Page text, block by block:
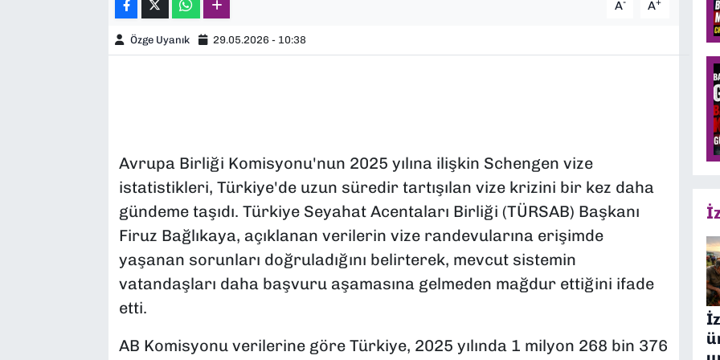
A- A+
Özge Uyanık 29.05.2026 - 10:38
Avrupa Birliği Komisyonu'nun 2025 yılına ilişkin Schengen vize
istatistikleri, Türkiye'de uzun süredir tartışılan vize krizini bir kez daha
gündeme taşıdı. Türkiye Seyahat Acentaları Birliği (TÜRSAB) Başkanı
Firuz Bağlıkaya, açıklanan verilerin vize randevularına erişimde
yaşanan sorunları doğruladığını belirterek, mevcut sistemin
vatandaşları daha başvuru aşamasına gelmeden mağdur ettiğini ifade
etti.
AB Komisyonu verilerine göre Türkiye, 2025 yılında 1 milyon 268 bin 376